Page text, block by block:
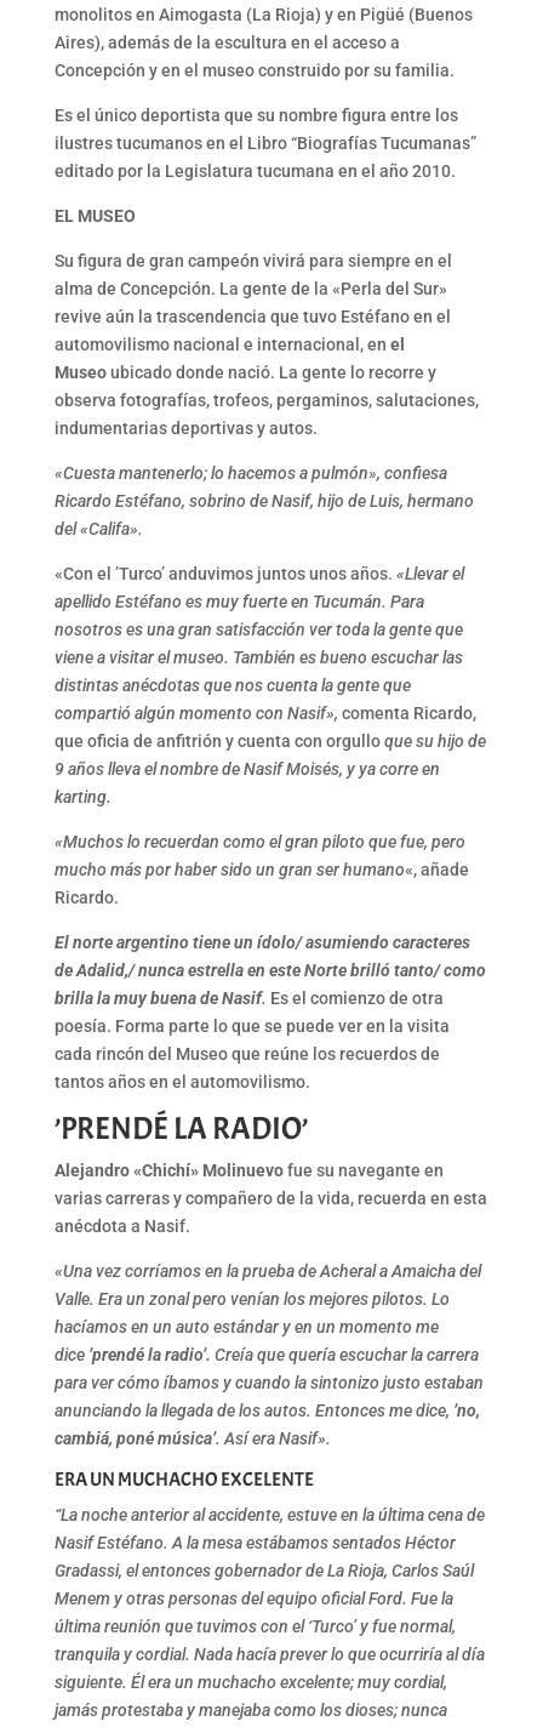
monolitos en Aimogasta (La Rioja) y en Pigüé (Buenos
Aires), además de la escultura en el acceso a
Concepción y en el museo construido por su familia.
Es el único deportista que su nombre figura entre los
ilustres tucumanos en el Libro “Biografías Tucumanas”
editado por la Legislatura tucumana en el año 2010.
EL MUSEO
Su figura de gran campeón vivirá para siempre en el
alma de Concepción. La gente de la «Perla del Sur»
revive aún la trascendencia que tuvo Estéfano en el
automovilismo nacional e internacional, en el
Museoubicado donde nació. La gente lo recorre y
observa fotografías, trofeos, pergaminos, salutaciones,
indumentarias deportivas y autos.
«Cuesta mantenerlo; lo hacemos a pulmón», confiesa
Ricardo Estéfano, sobrino de Nasif, hijo de Luis, hermano
del «Califa».
«Con el ’Turco’ anduvimos juntos unos años. «Llevar el
apellido Estéfano es muy fuerte en Tucumán. Para
nosotros es una gran satisfacción ver toda la gente que
viene a visitar el museo. También es bueno escuchar las
distintas anécdotas que nos cuenta la gente que
compartió algún momento con Nasif», comenta Ricardo,
que oficia de anfitrión y cuenta con orgulloque su hijo de
9 años lleva el nombre de Nasif Moisés, y ya corre en
karting.
«Muchos lo recuerdan como el gran piloto que fue, pero
mucho más por haber sido un gran ser humano«, añade
Ricardo.
El norte argentino tiene un ídolo/ asumiendo caracteres
de Adalid,/ nunca estrella en este Norte brilló tanto/ como
brilla la muy buena de Nasif. Es el comienzo de otra
poesía. Forma parte lo que se puede ver en la visita
cada rincón del Museo que reúne los recuerdos de
tantos años en el automovilismo.
’PRENDÉ LA RADIO’
Alejandro «Chichí» Molinuevofue su navegante en
varias carreras y compañero de la vida, recuerda en esta
anécdota a Nasif.
«Una vez corríamos en la prueba de Acheral a Amaicha del
Valle. Era un zonal pero venían los mejores pilotos. Lo
hacíamos en un auto estándar y en un momento me
dice ’prendé la radio’. Creía que quería escuchar la carrera
para ver cómo íbamos y cuando la sintonizo justo estaban
anunciando la llegada de los autos. Entonces me dice, ’no,
cambiá, poné música’. Así era Nasif».
ERA UN MUCHACHO EXCELENTE
“La noche anterior al accidente, estuve en la última cena de
Nasif Estéfano. A la mesa estábamos sentados Héctor
Gradassi, el entonces gobernador de La Rioja, Carlos Saúl
Menem y otras personas del equipo oficial Ford. Fue la
última reunión que tuvimos con el ‘Turco’ y fue normal,
tranquila y cordial. Nada hacía prever lo que ocurriría al día
siguiente. Él era un muchacho excelente; muy cordial,
jamás protestaba y manejaba como los dioses; nunca